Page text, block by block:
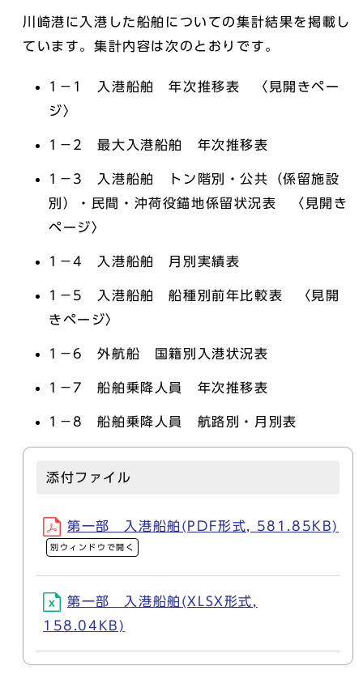
川崎港に入港した船舶についての集計結果を掲載し
ています。集計内容は次のとおりです。
1－1 入港船舶 年次推移表 〈見開きペー
ジ〉
1－2 最大入港船舶 年次推移表
1－3 入港船舶 トン階別・公共（係留施設
別）・民間・沖荷役錨地係留状況表 〈見開き
ページ〉
1－4 入港船舶 月別実績表
1－5 入港船舶 船種別前年比較表 〈見開
きページ〉
1－6 外航船 国籍別入港状況表
1－7 船舶乗降人員 年次推移表
1－8 船舶乗降人員 航路別・月別表
添付ファイル
第一部 入港船舶(PDF形式, 581.85KB)
別ウィンドウで開く
第一部 入港船舶(XLSX形式,
158.04KB)